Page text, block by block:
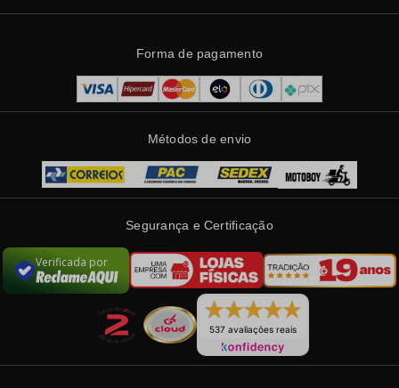
Forma de pagamento
Métodos de envio
Segurança e Certificação
Verificada por
537 avaliações reais